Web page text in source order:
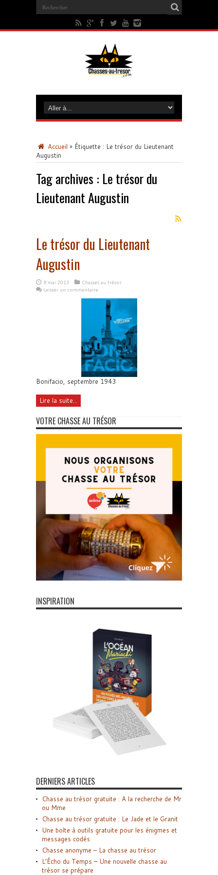
Accueil » Étiquette : Le trésor du Lieutenant
Augustin
Tag archives : Le trésor du
Lieutenant Augustin
Le trésor du Lieutenant
Augustin
8 mai 2013
Chasses au trésor
Laisser un commentaire
Bonifacio, septembre 1943
Lire la suite...
VOTRE CHASSE AU TRÉSOR
INSPIRATION
DERNIERS ARTICLES
Chasse au trésor gratuite : A la recherche de Mr
ou Mme
Chasse au trésor gratuite : Le Jade et le Granit
Une boîte à outils gratuite pour les énigmes et
messages codés
Chasse anonyme – La chasse au trésor
L’Écho du Temps – Une nouvelle chasse au
trésor se prépare